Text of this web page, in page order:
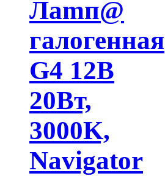
Лamп@
галогенная
G4 12В
20Вт,
3000K,
Navigator